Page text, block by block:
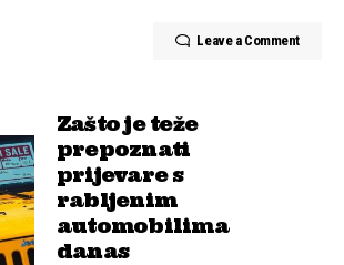
Leave a Comment
Zašto je teže
prepoznati
prijevare s
rabljenim
automobilima
danas